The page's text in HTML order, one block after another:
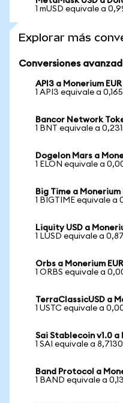
1 mUSD equivale a
Explorar más
Conversiones
API3 a Monerium
1 API3 equivale a
Bancor Network
1 BNT equivale a
Dogelon Mars a
1 ELON equivale a
Big Time a Monerium
1 BIGTIME equivale a
Liquity USD a
1 LUSD equivale a
Orbs a Monerium
1 ORBS equivale a
TerraClassicUSD a
1 USTC equivale a
Sai Stablecoin v1.0 a
1 SAI equivale a 8,7130
Band Protocol a
1 BAND equivale a